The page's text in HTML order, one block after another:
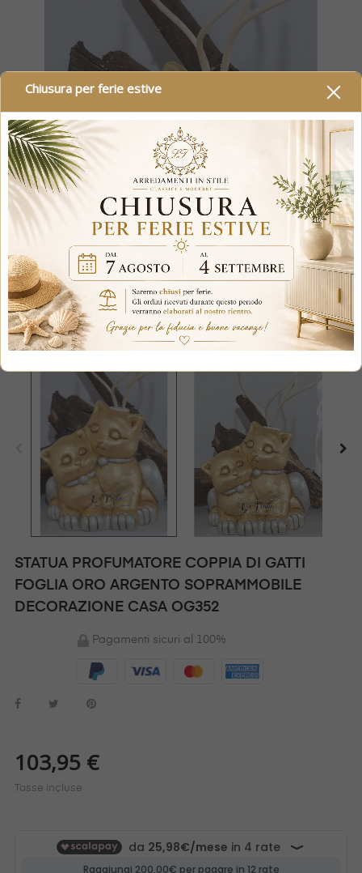
Chiusura per ferie estive
STATUA PROFUMATORE COPPIA DI GATTI
FOGLIA ORO ARGENTO SOPRAMMOBILE
DECORAZIONE CASA OG352
Pagamenti sicuri al 100%
103,95 €
Tasse incluse